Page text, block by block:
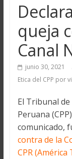
queja
Canal
junio 30, 2021
Etica del CPP por
El Tribunal de
Peruana
comunicado,
contra de la
CPR (América